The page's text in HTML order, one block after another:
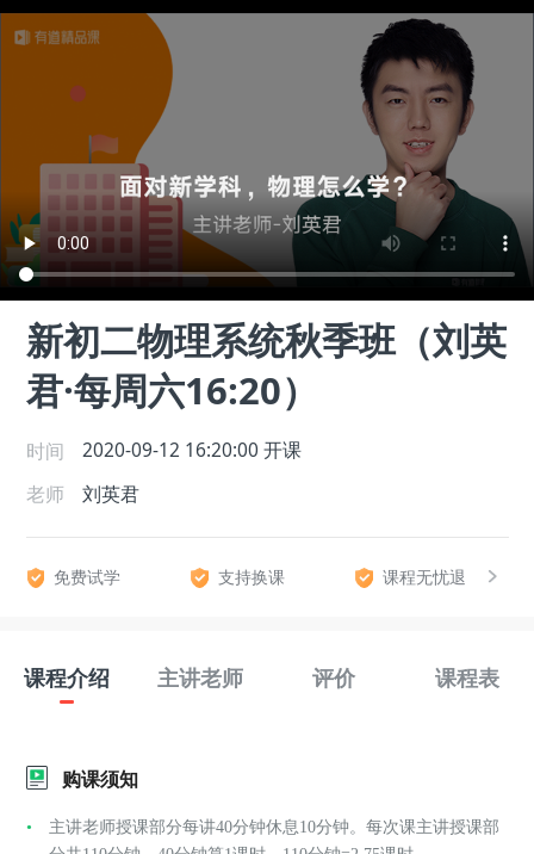
新初二物理系统秋季班（刘英
君·每周六16:20）
时间 2020-09-12 16:20:00 开课
老师
刘英君
免费试学 支持换课 课程无忧退
课程介绍 主讲老师 评价 课程表
购课须知
主讲老师授课部分每讲40分钟休息10分钟。每次课主讲授课部